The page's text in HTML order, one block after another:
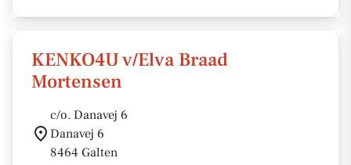
KENKO4U v/Elva Braad
Mortensen
c/o. Danavej 6
Danavej 6
8464 Galten